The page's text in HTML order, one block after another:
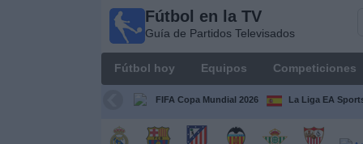
Fútbol en la TV
Guía de Partidos Televisados
Fútbol hoy Equipos Competiciones
FIFA Copa Mundial 2026 La Liga EA